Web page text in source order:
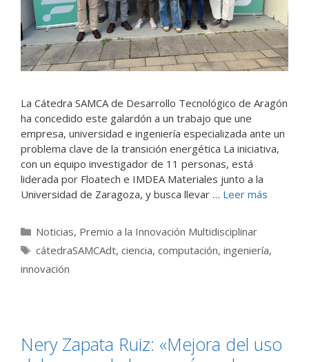
La Cátedra SAMCA de Desarrollo Tecnológico de Aragón
ha concedido este galardón a un trabajo que une
empresa, universidad e ingeniería especializada ante un
problema clave de la transición energética La iniciativa,
con un equipo investigador de 11 personas, está
liderada por Floatech e IMDEA Materiales junto a la
Universidad de Zaragoza, y busca llevar … Leer más
Categorías
Noticias, Premio a la Innovación Multidisciplinar
Etiquetas
cátedraSAMCAdt, ciencia, computación, ingeniería,
innovación
Nery Zapata Ruiz: «Mejora del uso